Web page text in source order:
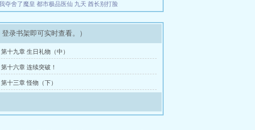
夺舍了魔皇 都市极品医仙 九天 酋长别打脸
录书架即可实时查看。）
第十九章 生日礼物（中）
第十六章 连续突破！
第十三章 怪物（下）